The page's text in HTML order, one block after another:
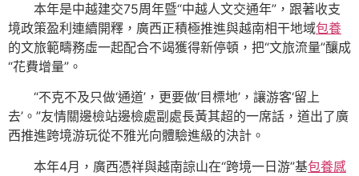
本年是中越建交75周年暨“中越人文交通年”，跟著收支
境政策盈利連續開釋，廣西正積極推進與越南相干地域包養
的文旅範疇務虛一起配合不竭獲得新停頓，把“文旅流量”釀成
“花費增量”。
“不克不及只做‘通道’，更要做‘目標地’，讓游客‘留上
去’。”友情關邊檢站邊檢處副處長黃其超的一席話，道出了廣
西推進跨境游玩從不雅光向體驗進級的決計。
本年4月，廣西憑祥與越南諒山在“跨境一日游”基包養感